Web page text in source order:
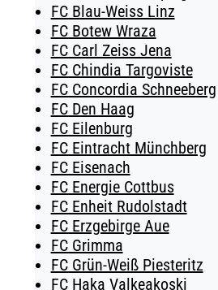
FC Blau-Weiss Linz
FC Botew Wraza
FC Carl Zeiss Jena
FC Chindia Targoviste
FC Concordia Schneeberg
FC Den Haag
FC Eilenburg
FC Eintracht Münchberg
FC Eisenach
FC Energie Cottbus
FC Enheit Rudolstadt
FC Erzgebirge Aue
FC Grimma
FC Grün-Weiß Piesteritz
FC Haka Valkeakoski